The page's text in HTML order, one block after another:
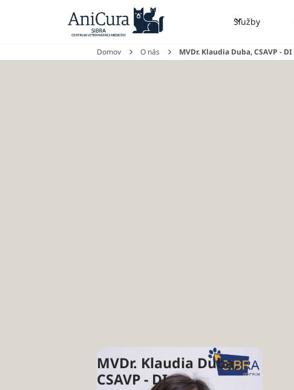
Služby
Domov O nás MVDr. Klaudia Duba, CSAVP - DI
MVDr. Klaudia Duba,
CSAVP - DI